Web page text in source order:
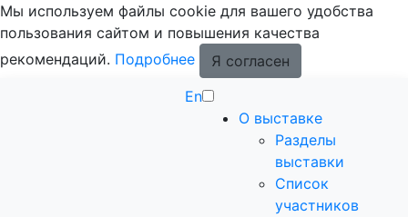
Мы используем файлы cookie для вашего удобства
пользования сайтом и повышения качества
рекомендаций. Подробнее
Я согласен
En
О выставке
Разделы
выставки
Список
участников